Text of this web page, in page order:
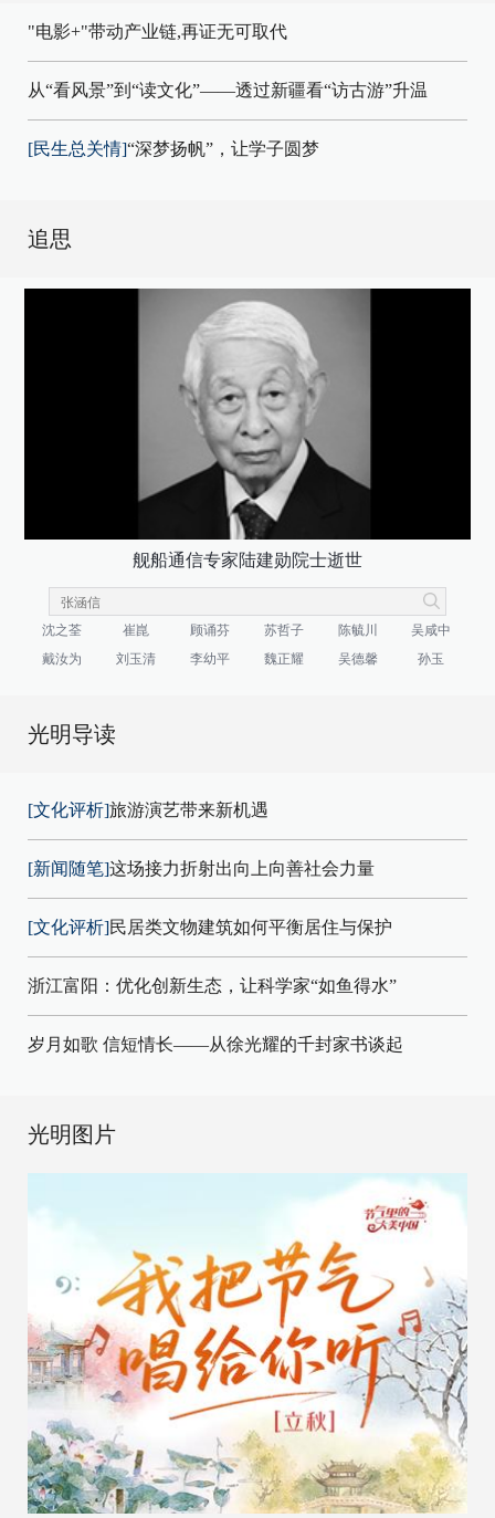
"电影+"带动产业链,再证无可取代
从“看风景”到“读文化”——透过新疆看“访古游”升温
[民生总关情]“深梦扬帆”，让学子圆梦
追思
舰船通信专家陆建勋院士逝世
沈之荃 崔崑 顾诵芬 苏哲子 陈毓川
吴咸中
戴汝为
刘玉清 李幼平 魏正耀 吴德馨 孙玉
光明导读
[文化评析]旅游演艺带来新机遇
[新闻随笔]这场接力折射出向上向善社会力量
[文化评析]民居类文物建筑如何平衡居住与保护
浙江富阳：优化创新生态，让科学家“如鱼得水”
岁月如歌 信短情长——从徐光耀的千封家书谈起
光明图片